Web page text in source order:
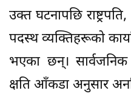
उक्त घटनापछि राष्ट्रपति,
पदस्थ व्यक्तिहरूको
भएका छन्।
क्षति आँकडा अनुसार